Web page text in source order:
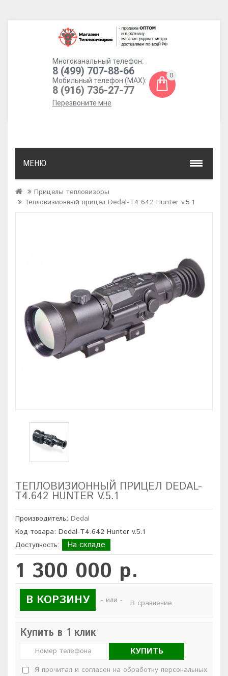
Многоканальный телефон:
8 (499) 707-88-66
Мобильный телефон (MAX):
8 (916) 736-27-77
Перезвоните мне
0
МЕНЮ
Прицелы тепловизоры
Тепловизионный прицел Dedal-T4.642 Hunter v.5.1
ТЕПЛОВИЗИОННЫЙ ПРИЦЕЛ DEDAL-
T4.642 HUNTER V.5.1
Производитель: Dedal
Код товара: Dedal-T4.642 Hunter v.5.1
Доступность:
На складе
1 300 000 р.
В КОРЗИНУ - или - В сравнение
Купить в 1 клик
КУПИТЬ
Я прочитал и согласен на обработку персональных